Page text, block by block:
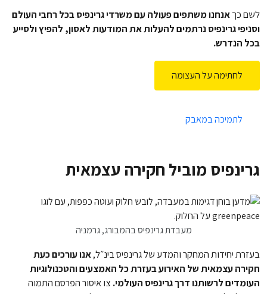
לשם כךאנחנו משתפים פעולה עם משרדי גרינפיס בכל רחבי העולם
וסניפי גרינפיס נרתמים להעלות את המודעות לאסון, להפיץ ולסייע
בכל הנדרש.
לחתימה על העצומה
לתמיכה במאבק
גרינפיס מוביל חקירה עצמאית
מעבדת גרינפיס בהמבורג, גרמניה
בעזרת יחידות המחקר והמדע של גרינפיס בינ״ל,אנו עורכים כעת
חקירה עצמאית של האירוע בעזרת כל האמצעים והטכנולוגיות
העומדים לרשותנו דרך גרינפיס העולמי. צו איסור הפרסם התמוה